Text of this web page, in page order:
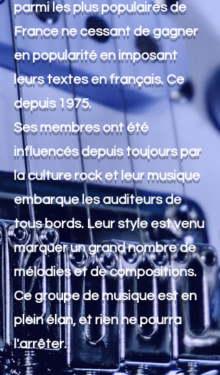
parmi les plus populaires de
France ne cessant de gagner
en popularité en imposant
leurs textes en français. Ce
depuis 1975.
Ses membres ont été
influencés depuis toujours par
la culture rock et leur musique
embarque les auditeurs de
tous bords. Leur style est venu
marquer un grand nombre de
mélodies et de compositions.
Ce groupe de musique est en
plein élan, et rien ne pourra
l'arrêter.